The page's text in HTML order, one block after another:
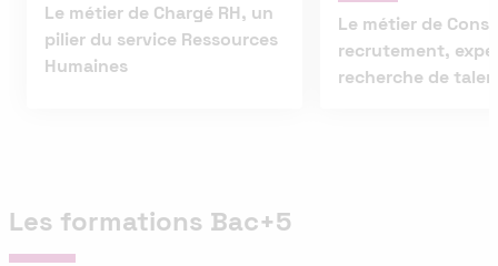
Le métier de Chargé RH, un
pilier du service Ressources
Humaines
Le métier de
recrutement,
recherche de
Les formations Bac+5